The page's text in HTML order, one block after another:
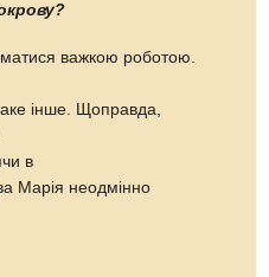
важкою роботою.
інше. Щоправда,
в
Марія неодмінно